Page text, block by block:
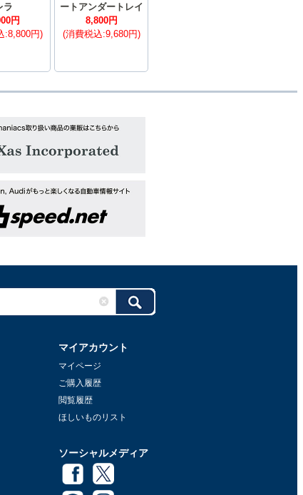
ラ
円
:8,800円)
ートアンダートレイ
8,800円
(消費税込:9,680円)
マイアカウント
マイページ
ご購入履歴
閲覧履歴
ほしいものリスト
ソーシャルメディア